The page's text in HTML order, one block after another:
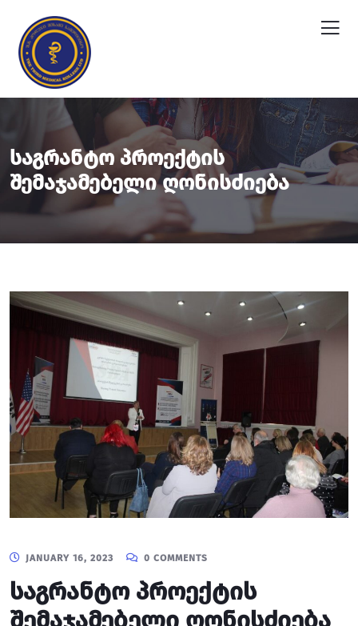
Საგრანტო Პროექტის
Შემაჯამებელი Ღონისძიება
JANUARY 16, 2023 0 COMMENTS
საგრანტო პროექტის
შემაჯამებელი ღონისძიება